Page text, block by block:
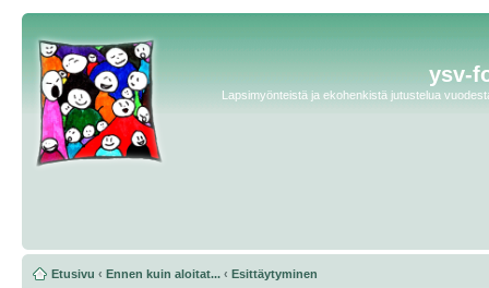
ysv-
Lapsimyönteistä ja ekohenkistä jutustelua
Etusivu ‹ Ennen kuin aloitat... ‹ Esittäytyminen